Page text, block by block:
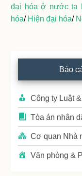
đại hóa ở nước ta
hóa/ Hiện đại hóa/
Primary
Sidebar
Báo
Công ty Luật
Tòa án nhân
Cơ quan Nhà
Văn phòng &